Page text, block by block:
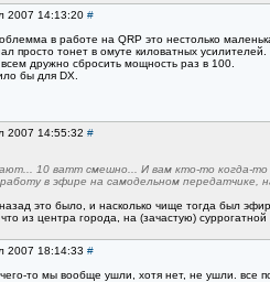
2007 14:13:20 #
в работе на QRP это нестолько
просто тонет в омуте киловатных усилителей.
дружно сбросить мощность раз в 100.
бы для DX.
2007 14:55:32 #
10 ватт смешно... И вам кто-то когда-то
в эфире на самодельном передатчике,
это было, и насколько чище тогда был
из центра города, на (зачастую)
2007 18:14:33 #
то мы вообще ушли, хотя нет, не ушли. все